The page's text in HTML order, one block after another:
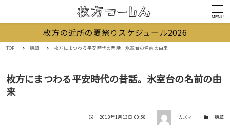
MENU
枚方の近所の夏祭りスケジュール2026
TOP 話題 枚方にまつわる平安時代の昔話。氷室台の名前の由来
枚方にまつわる平安時代の昔話。氷室台の名前の由
来
投稿日
2010年1月13日 00:58 著者 カズマ カテゴリー
話題